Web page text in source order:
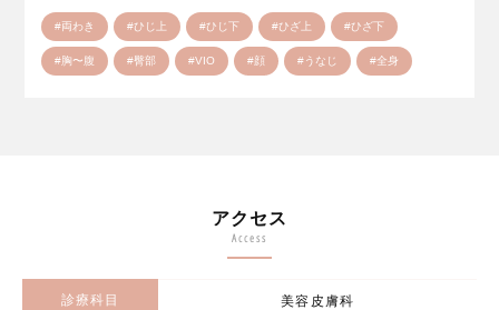
#両わき #ひじ上 #ひじ下 #ひざ上 #ひざ下
#胸〜腹 #臀部 #VIO #顔 #うなじ #全身
アクセス
Access
診療科目 美容皮膚科